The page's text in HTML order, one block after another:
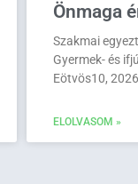
Önmaga
Szakmai
Gyermek- és
Eötvös10,
ELOLVASOM »